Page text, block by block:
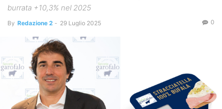
burrata +10,3% nel 2025
By Redazione 2 - 29 Luglio 2025 0